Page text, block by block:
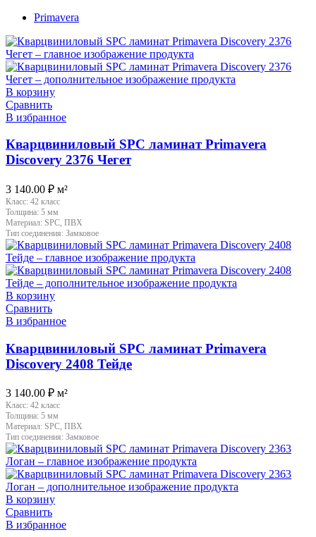
Primavera
В корзину
Сравнить
В избранное
Кварцвиниловый SPC ламинат Primavera
Discovery 2376 Чегет
3 140.00 ₽ м²
Класс: 42 класс
Толщина: 5 мм
Материал: SPC, ПВХ
Тип соединения: Замковое
В корзину
Сравнить
В избранное
Кварцвиниловый SPC ламинат Primavera
Discovery 2408 Тейде
3 140.00 ₽ м²
Класс: 42 класс
Толщина: 5 мм
Материал: SPC, ПВХ
Тип соединения: Замковое
В корзину
Сравнить
В избранное